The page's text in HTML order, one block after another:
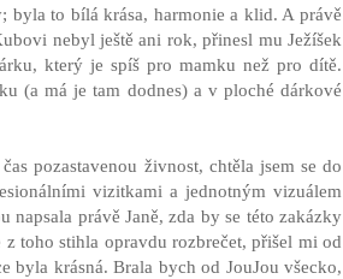
to bílá krása, harmonie a klid. A právě
nebyl ještě ani rok, přinesl mu Ježíšek
který je spíš pro mamku než pro dítě.
(a má je tam dodnes) a v ploché dárkové
pozastavenou živnost, chtěla jsem se do
vizitkami a jednotným vizuálem
právě Janě, zda by se této zakázky
toho stihla opravdu rozbrečet, přišel mi od
byla krásná. Brala bych od JouJou všecko,